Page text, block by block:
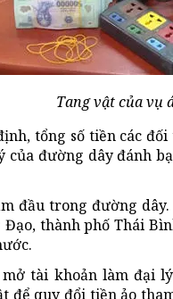
Tang vật của vụ
tổng số tiền các
của đường dây đánh
đầu trong đường
thành phố Thái
tài khoản làm đại
để quy đổi tiền ảo